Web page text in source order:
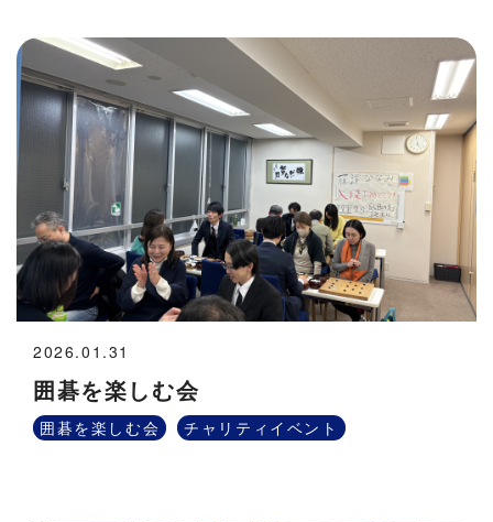
囲碁を楽しむ会
2026.01.31
囲碁を楽しむ会 チャリティイベント